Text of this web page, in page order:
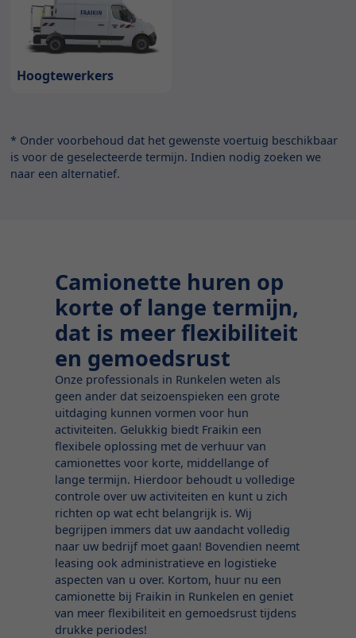
Hoogtewerkers
* Onder voorbehoud dat het gewenste voertuig beschikbaar
is voor de geselecteerde termijn. Indien nodig zoeken we
naar een alternatief.
Camionette huren op
korte of lange termijn,
dat is meer flexibiliteit
en gemoedsrust
Onze professionals in Runkelen weten als
geen ander dat seizoenspieken een grote
uitdaging kunnen vormen voor hun
activiteiten. Gelukkig biedt Fraikin een
flexibele oplossing met de verhuur van
camionettes voor korte, middellange of
lange termijn. Hierdoor behoudt u volledige
controle over uw activiteiten en kunt u zich
richten op wat echt belangrijk is. Wij
begrijpen immers dat uw aandacht volledig
naar uw bedrijf moet gaan! Bovendien neemt
leasing ook administratieve en logistieke
aspecten van u over. Kortom, huur nu een
camionette bij Fraikin in Runkelen en geniet
van meer flexibiliteit en gemoedsrust tijdens
drukke periodes!